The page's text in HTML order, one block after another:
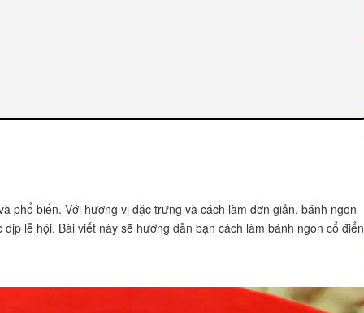
phổ biến. Với hương vị đặc trưng và cách làm đơn giản, bánh ngon
lễ hội. Bài viết này sẽ hướng dẫn bạn cách làm bánh ngon cổ điển